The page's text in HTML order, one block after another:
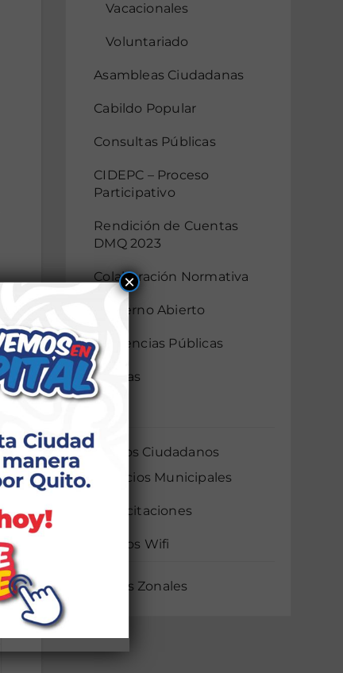
Vacacionales
Voluntariado
Asambleas Ciudadanas
Cabildo Popular
Consultas Públicas
CIDEPC – Proceso
Participativo
Rendición de Cuentas
DMQ 2023
Colaboración Normativa
Gobierno Abierto
Audiencias Públicas
Mingas
Servicios Ciudadanos
Servicios Municipales
Capacitaciones
Puntos Wifi
Noticias Zonales
×